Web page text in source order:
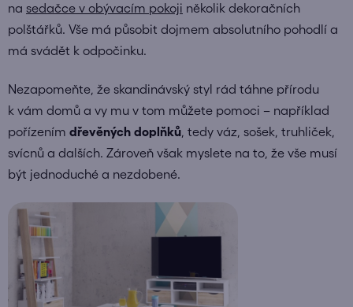
na sedačce v obývacím pokoji několik dekoračních
polštářků. Vše má působit dojmem absolutního pohodlí a
má svádět k odpočinku.
Nezapomeňte, že skandinávský styl rád táhne přírodu
k vám domů a vy mu v tom můžete pomoci – například
pořízením dřevěných doplňků , tedy váz, sošek, truhliček,
svícnů a dalších. Zároveň však myslete na to, že vše musí
být jednoduché a nezdobené.